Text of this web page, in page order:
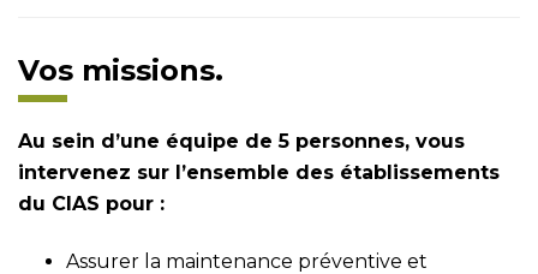
Vos missions.
Au sein d’une équipe de 5 personnes, vous
intervenez sur l’ensemble des établissements
du CIAS pour :
Assurer la maintenance préventive et